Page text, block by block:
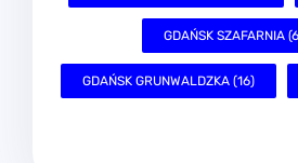
GDAŃSK SZAFARNIA
GDAŃSK GRUNWALDZKA (16)